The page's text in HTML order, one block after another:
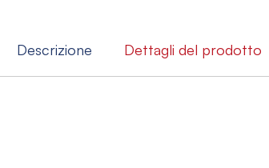
Descrizione Dettagli del prodotto